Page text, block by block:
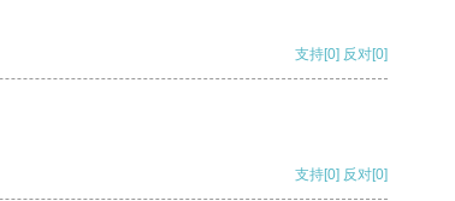
支持[0] 反对[0]
支持[0] 反对[0]